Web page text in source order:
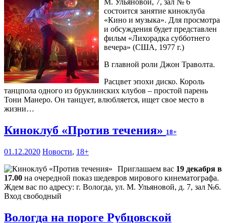
М. Ульяновой, 7, зал № 6
состоится занятие киноклуба
«Кино и музыка». Для просмотра
и обсуждения будет представлен
фильм «Лихорадка субботнего
вечера» (США, 1977 г.)
В главной роли Джон Траволта.
Расцвет эпохи диско. Король
танцпола одного из бруклинских клубов – простой парень
Тони Манеро. Он танцует, влюбляется, ищет свое место в
жизни…
Киноклуб «Против течения» 18+
01.12.2020 Новости, 18+
Приглашаем вас 19 декабря в
17.00 на очередной показ шедевров мирового кинематографа.
Ждем вас по адресу: г. Вологда, ул. М. Ульяновой, д. 7, зал №6.
Вход свободный
Вологда на пороге Рубцовской